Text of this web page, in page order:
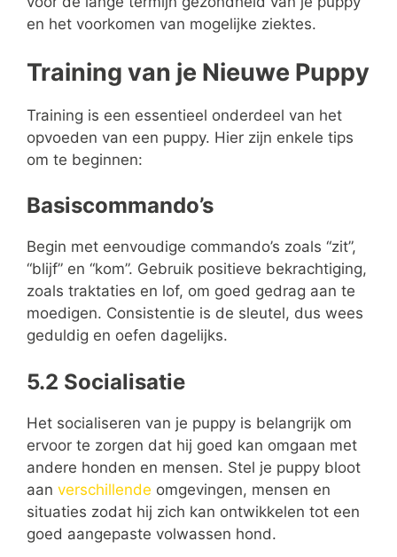
en het voorkomen van mogelijke ziektes.
Training van je Nieuwe Puppy
Training is een essentieel onderdeel van het
opvoeden van een puppy. Hier zijn enkele tips
om te beginnen:
Basiscommando’s
Begin met eenvoudige commando’s zoals “zit”,
“blijf” en “kom”. Gebruik positieve bekrachtiging,
zoals traktaties en lof, om goed gedrag aan te
moedigen. Consistentie is de sleutel, dus wees
geduldig en oefen dagelijks.
5.2 Socialisatie
Het socialiseren van je puppy is belangrijk om
ervoor te zorgen dat hij goed kan omgaan met
andere honden en mensen. Stel je puppy bloot
aan verschillende omgevingen, mensen en
situaties zodat hij zich kan ontwikkelen tot een
goed aangepaste volwassen hond.